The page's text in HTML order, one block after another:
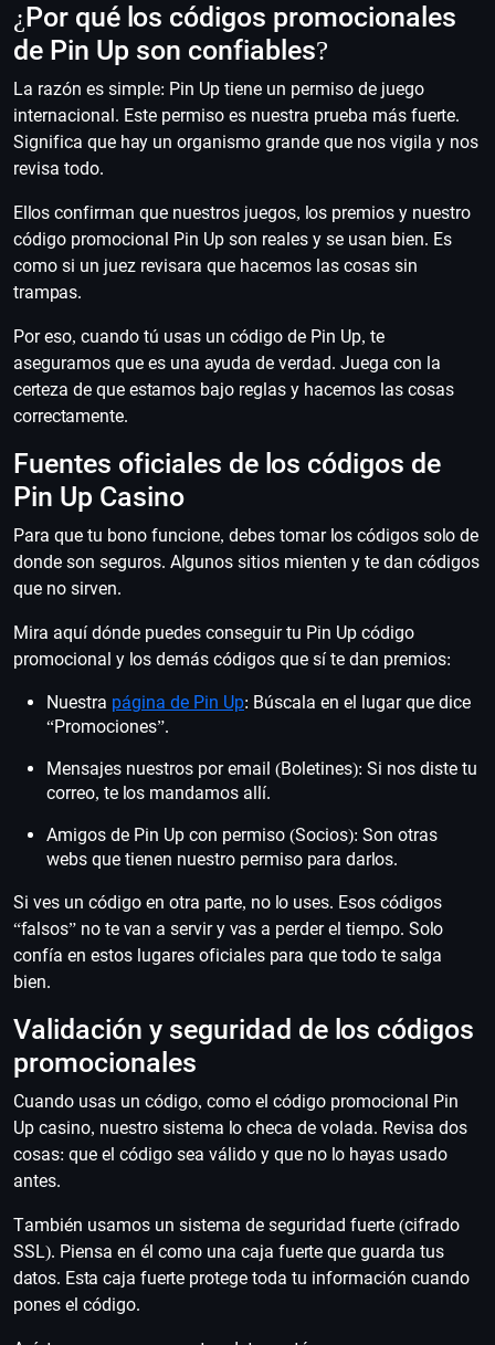
¿Por qué los códigos promocionales
de Pin Up son confiables?
La razón es simple: Pin Up tiene un permiso de juego
internacional. Este permiso es nuestra prueba más fuerte.
Significa que hay un organismo grande que nos vigila y nos
revisa todo.
Ellos confirman que nuestros juegos, los premios y nuestro
código promocional Pin Up son reales y se usan bien. Es
como si un juez revisara que hacemos las cosas sin
trampas.
Por eso, cuando tú usas un código de Pin Up, te
aseguramos que es una ayuda de verdad. Juega con la
certeza de que estamos bajo reglas y hacemos las cosas
correctamente.
Fuentes oficiales de los códigos de
Pin Up Casino
Para que tu bono funcione, debes tomar los códigos solo de
donde son seguros. Algunos sitios mienten y te dan códigos
que no sirven.
Mira aquí dónde puedes conseguir tu Pin Up código
promocional y los demás códigos que sí te dan premios:
Nuestra página de Pin Up: Búscala en el lugar que dice
“Promociones”.
Mensajes nuestros por email (Boletines): Si nos diste tu
correo, te los mandamos allí.
Amigos de Pin Up con permiso (Socios): Son otras
webs que tienen nuestro permiso para darlos.
Si ves un código en otra parte, no lo uses. Esos códigos
“falsos” no te van a servir y vas a perder el tiempo. Solo
confía en estos lugares oficiales para que todo te salga
bien.
Validación y seguridad de los códigos
promocionales
Cuando usas un código, como el código promocional Pin
Up casino, nuestro sistema lo checa de volada. Revisa dos
cosas: que el código sea válido y que no lo hayas usado
antes.
También usamos un sistema de seguridad fuerte (cifrado
SSL). Piensa en él como una caja fuerte que guarda tus
datos. Esta caja fuerte protege toda tu información cuando
pones el código.